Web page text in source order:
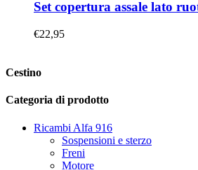
Set copertura assale lato
€22,95
Cestino
Categoria di prodotto
Ricambi Alfa 916
Sospensioni e sterzo
Freni
Motore